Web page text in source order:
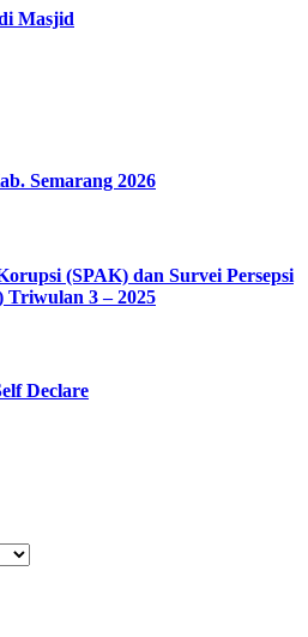
Masjid
Semarang 2026
(SPAK) dan Survei Persepsi
Triwulan 3 – 2025
Declare